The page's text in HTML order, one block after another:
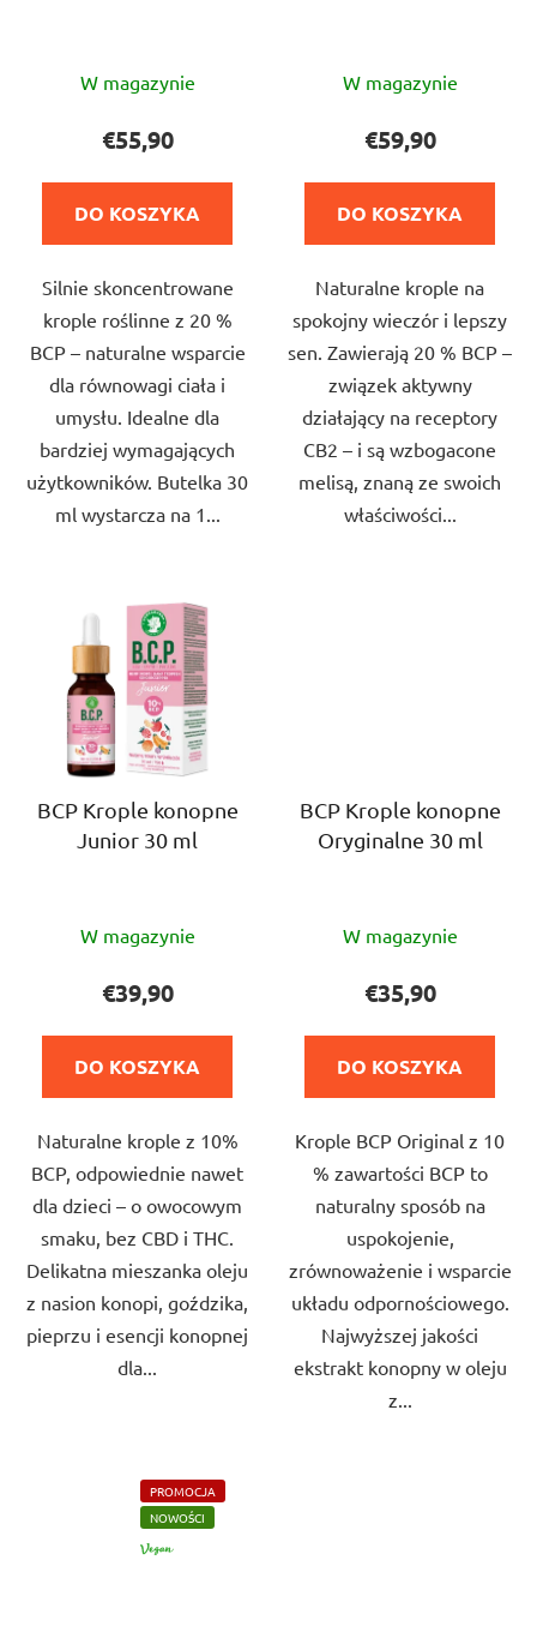
ocena
wynosi
5,0
na
gwiazdek.
W magazynie
€55,90
DO KOSZYKA
Silnie skoncentrowane
krople roślinne z 20 %
BCP – naturalne wsparcie
dla równowagi ciała i
umysłu. Idealne dla
bardziej wymagających
użytkowników. Butelka 30
ml wystarcza na 1...
ocena
wynosi
5,0
na
gwiazdek.
W magazynie
€59,90
DO KOSZYKA
Naturalne krople na
spokojny wieczór i lepszy
sen. Zawierają 20 % BCP –
związek aktywny
działający na receptory
CB2 – i są wzbogacone
melisą, znaną ze swoich
właściwości...
BCP Krople konopne
Junior 30 ml
ocena
produktu
wynosi
na
gwiazdek.
W magazynie
€39,90
DO KOSZYKA
Naturalne krople z 10%
BCP, odpowiednie nawet
dla dzieci – o owocowym
smaku, bez CBD i THC.
Delikatna mieszanka oleju
z nasion konopi, goździka,
pieprzu i esencji konopnej
dla...
BCP Krople konopne
Oryginalne 30 ml
ocena
produktu
wynosi
na
gwiazdek.
W magazynie
€35,90
DO KOSZYKA
Krople BCP Original z 10
% zawartości BCP to
naturalny sposób na
uspokojenie,
zrównoważenie i wsparcie
układu odpornościowego.
Najwyższej jakości
ekstrakt konopny w oleju
z...
PROMOCJA
NOWOŚCI
VEGAN